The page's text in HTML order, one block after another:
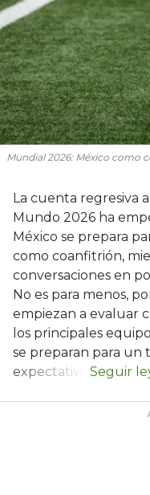
Mundial 2026: México como
La cuenta regresiva
Mundo 2026 ha
México se prepara
como coanfitrión,
conversaciones en
No es para menos,
empiezan a evaluar
los principales
se preparan para un
expectativa.